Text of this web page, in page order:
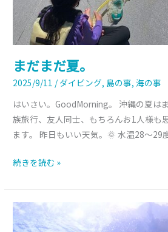
まだまだ夏。
2025/9/11 / ダイビング, 島の事,海の事
はいさい。GoodMorning。 沖縄の夏は
族旅行、友人同士、もちろんお1人様も
ます。 昨日もいい天気。🌞 水温28～29
続きを読む »
ブ
ル